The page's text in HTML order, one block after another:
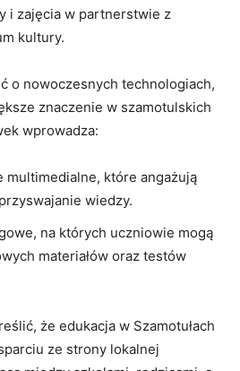
i zajęcia w partnerstwie z
kultury.
o nowoczesnych technologiach,
znaczenie w szamotulskich
wprowadza:
multimedialne, które angażują
wiedzy.
na których uczniowie mogą
materiałów oraz testów
że edukacja w Szamotułach
ze strony lokalnej